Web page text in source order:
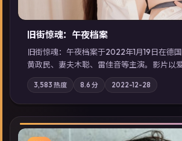
旧街惊魂：午夜档案
旧街惊魂：午夜档案于2022年1月19日在德
黄政民、妻夫木聪、雷佳音等主演。影片以
忆碎片重组后，主角发现自己从未活过“真实
乐强化地域气质；站内亦可通过「国产免费
看」延展检索同类型高分佳作，畅享高清在
3,583 热度 8.6 分 2022-12-28